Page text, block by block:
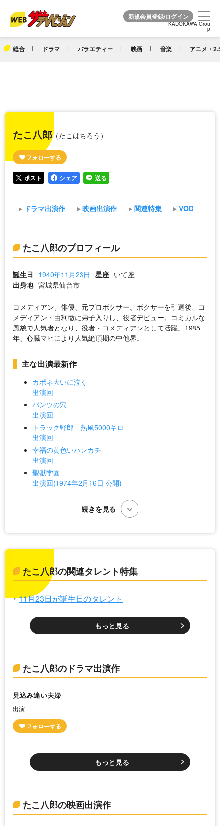
KADOKAWA Grou
p
総合 ドラマ バラエティー 映画 音楽 アニメ・
KADOKAWA Grou
p
たこ八郎（たこはちろう）
ポスト シェア 送る
ドラマ出演作 映画出演作 関連特集 VOD
たこ八郎のプロフィール
誕生日 1940年11月23日 星座 いて座
出身地 宮城県仙台市
コメディアン、俳優、元プロボクサー。ボクサーを引退後、コ
メディアン・由利徹に弟子入りし、役者デビュー。コミカルな
風貌で人気者となり、役者・コメディアンとして活躍。1985
年、心臓マヒにより人気絶頂期の中他界。
主な出演最新作
カポネ大いに泣く
出演回
パンツの穴
出演回
トラック野郎 熱風5000キロ
出演回
幸福の黄色いハンカチ
出演回
聖獣学園
出演回(1974年2月16日 公開)
たこ八郎の関連タレント特集
11月23日が誕生日のタレント
もっと見る
たこ八郎のドラマ出演作
見込み違い夫婦
出演
もっと見る
たこ八郎の映画出演作